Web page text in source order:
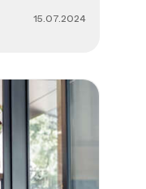
15.07.2024